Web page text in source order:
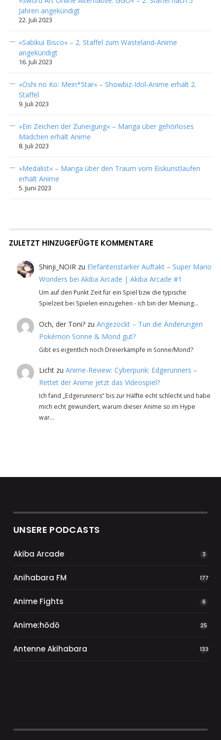
Jahren angekündigt
22. Juli 2023
»Sabikui Bisco« – 2. Staffel zum Wasteland-Anime
angekündigt
16. Juli 2023
»Oshi no Ko: Mein*Star« – Showbiz-Idol-Anime erhält 2.
Staffel
9. Juli 2023
»Ein Zeichen der Zuneigung« – Manga über gehörloses
Mädchen erhält Anime
8. Juli 2023
»Medalist« – Manga über den Traum vom Eiskunstlaufen
erhält Anime
5. Juni 2023
ZULETZT HINZUGEFÜGTE KOMMENTARE
Shinji_NOIR zu Elefantenstarker Auftakt – Super Mario
Wonders bei Akiba Arcade | Akiba Arcade #1
Um auf den Punkt Zeit für ein Spiel bzw die typische
Spielzeit bei Spielen einzugehen - ich bin der Meinung…
Och, der Toni? zuAngezockt – Tun die Änderungen
Pokémon Sonne & Mond gut?
Gibt es eigentlich noch Dreierkämpfe in Sonne/Mond?
Licht zuAnime-Review: Cyberpunk: Edgerunners –
Rettet der Anime jetzt das Videospiel?
Ich fand „Edgerunners" bis zur Hälfte echt schlecht und habe
mich echt gewundert, warum dieser Anime so im Hype
war…
UNSERE PODCASTS
Akiba Arcade 3
Anihabara FM 177
Anime Fights 6
Anime:hōdō 25
Antenne Akihabara 133